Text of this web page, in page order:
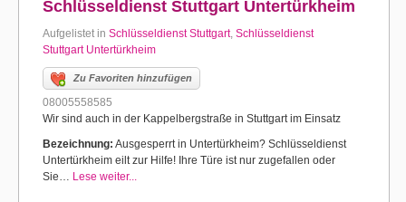
Schlüsseldienst Stuttgart Untertürkheim
Aufgelistet in Schlüsseldienst Stuttgart, Schlüsseldienst
Stuttgart Untertürkheim
Zu Favoriten hinzufügen
08005558585
Wir sind auch in der Kappelbergstraße in Stuttgart im Einsatz
Bezeichnung: Ausgesperrt in Untertürkheim? Schlüsseldienst
Untertürkheim eilt zur Hilfe! Ihre Türe ist nur zugefallen oder
Sie… Lese weiter...